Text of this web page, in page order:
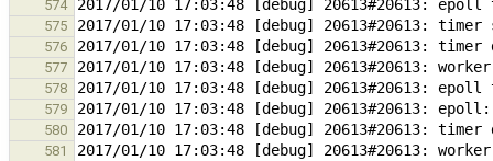
574
575
576
577
578
579
580
581